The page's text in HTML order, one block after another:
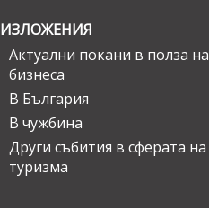
ИЗЛОЖЕНИЯ
Актуални покани в полза на
бизнеса
В България
В чужбина
Други събития в сферата на
туризма